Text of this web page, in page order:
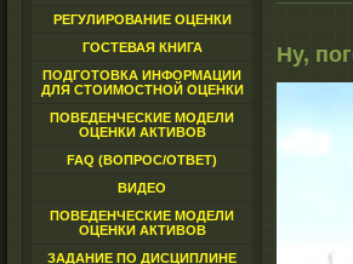
РЕГУЛИРОВАНИЕ ОЦЕНКИ
ГОСТЕВАЯ КНИГА
ПОДГОТОВКА ИНФОРМАЦИИ
ДЛЯ СТОИМОСТНОЙ ОЦЕНКИ
ПОВЕДЕНЧЕСКИЕ МОДЕЛИ
ОЦЕНКИ АКТИВОВ
FAQ (ВОПРОС/ОТВЕТ)
ВИДЕО
ПОВЕДЕНЧЕСКИЕ МОДЕЛИ
ОЦЕНКИ АКТИВОВ
ЗАДАНИЕ ПО ДИСЦИПЛИНЕ
Ну,